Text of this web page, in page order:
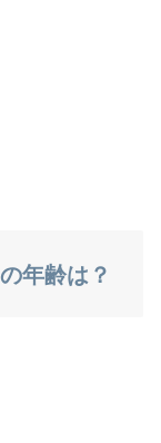
年齢は？